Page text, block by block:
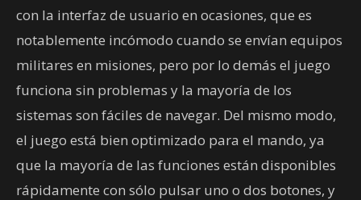
con la interfaz de usuario en ocasiones, que es
notablemente incómodo cuando se envían equipos
militares en misiones, pero por lo demás el juego
funciona sin problemas y la mayoría de los
sistemas son fáciles de navegar. Del mismo modo,
el juego está bien optimizado para el mando, ya
que la mayoría de las funciones están disponibles
rápidamente con sólo pulsar uno o dos botones, y